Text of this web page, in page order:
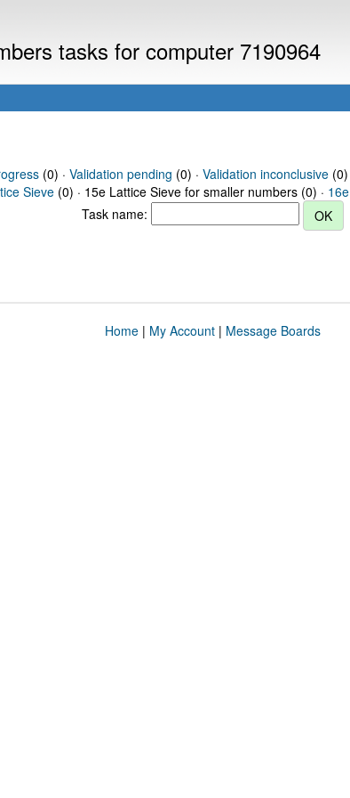
tasks for computer 7190964
(0) · Validation pending (0) · Validation inconclusive(0)
Sieve (0) · 15e Lattice Sieve for smaller numbers (0) ·
Task name:
Home| My Account| Message Boards